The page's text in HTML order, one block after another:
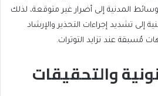
المدنية إلى أضرار غير متوقعة، لذلك
إلى تشديد إجراءات التحذير والإرشاد
مُسبقة عند تزايد التوترات.
والتحقيقات